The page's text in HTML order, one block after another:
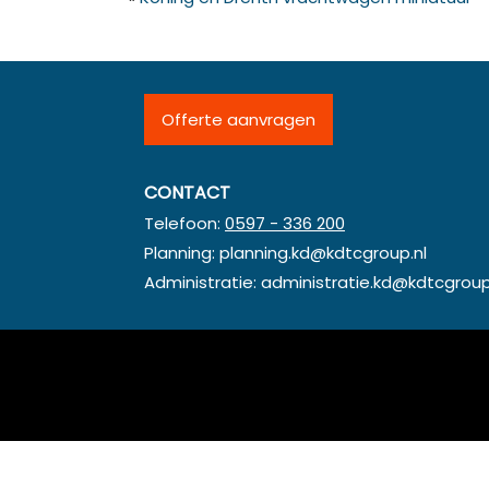
Offerte aanvragen
CONTACT
Telefoon: 0597 - 336 200
Planning: planning.kd@kdtcgroup.nl
Administratie: